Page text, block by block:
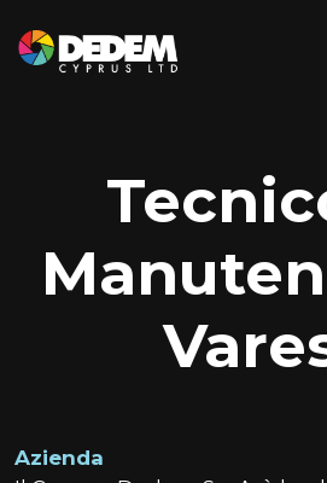
Azienda